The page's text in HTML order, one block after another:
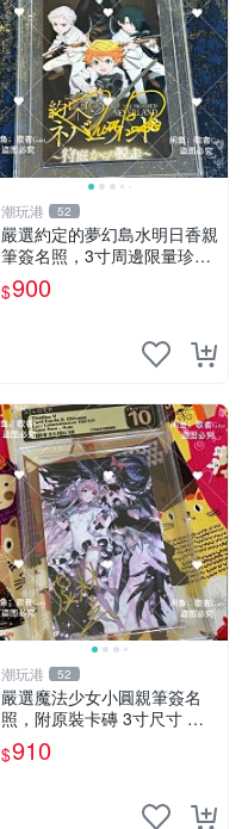
潮玩港 52
嚴選約定的夢幻島水明日香親
筆簽名照，3寸周邊限量珍藏
紙質佳 附卡磚 約定的夢幻島
筆記本 名人照
$900
潮玩港 52
嚴選魔法少女小圓親筆簽名
照，附原裝卡磚 3寸尺寸 親
簽紀念品 小圓周邊 畫集 監督
親筆
$910